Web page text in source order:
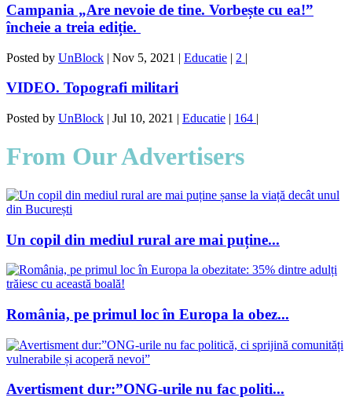
Campania „Are nevoie de tine. Vorbește cu ea!”
încheie a treia ediție.
Posted by UnBlock | Nov 5, 2021 | Educatie | 2 |
VIDEO. Topografi militari
Posted by UnBlock | Jul 10, 2021 | Educatie | 164 |
From Our Advertisers
Un copil din mediul rural are mai puține...
România, pe primul loc în Europa la obez...
Avertisment dur:”ONG-urile nu fac politi...